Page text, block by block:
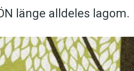
Språkfrågor
Skrivtips
Bokrecensioner
länge alldeles lagom.